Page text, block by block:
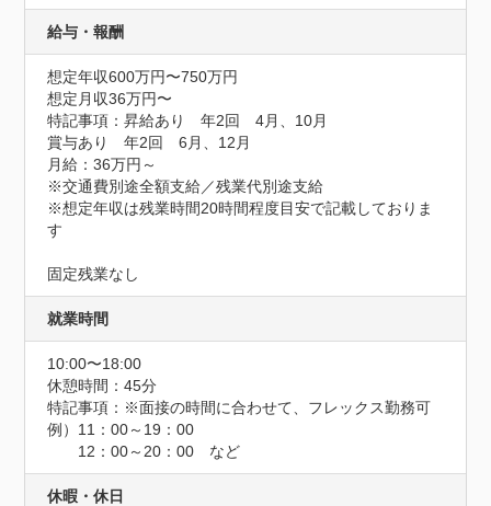
給与・報酬
想定年収600万円〜750万円
想定月収36万円〜
特記事項：昇給あり　年2回　4月、10月
賞与あり　年2回　6月、12月
月給：36万円～
※交通費別途全額支給／残業代別途支給
※想定年収は残業時間20時間程度目安で記載しておりま
す
固定残業なし
就業時間
10:00〜18:00
休憩時間：45分
特記事項：※面接の時間に合わせて、フレックス勤務可
例）11：00～19：00
12：00～20：00　など
休暇・休日